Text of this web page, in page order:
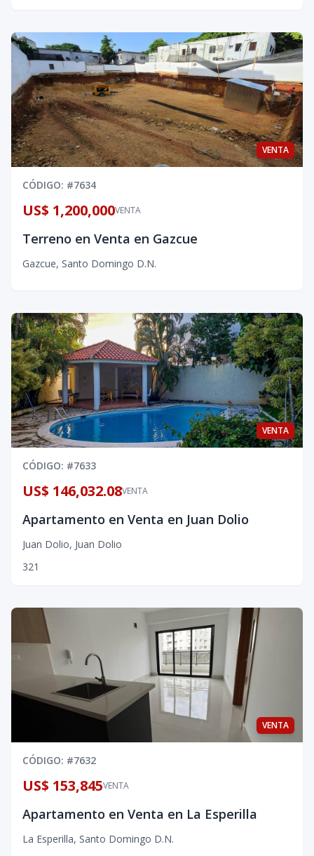
VENTA
CÓDIGO: #7634
VENTA
US$ 1,200,000
Terreno en Venta en Gazcue
Gazcue, Santo Domingo D.N.
VENTA
CÓDIGO: #7633
VENTA
US$ 146,032.08
Apartamento en Venta en Juan Dolio
Juan Dolio, Juan Dolio
321
VENTA
CÓDIGO: #7632
VENTA
US$ 153,845
Apartamento en Venta en La Esperilla
La Esperilla, Santo Domingo D.N.